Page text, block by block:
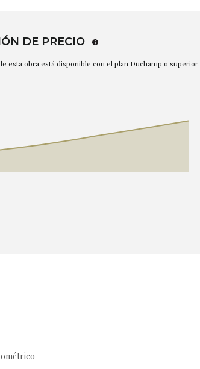
DE PRECIO
esta obra está disponible con el plan Duchamp o superior.